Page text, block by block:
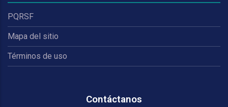
PQRSF
Mapa del sitio
Términos de uso
Contáctanos